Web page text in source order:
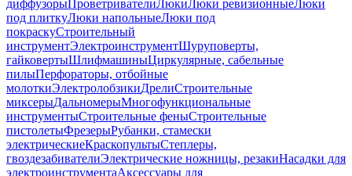
диффузорыПроветривателиЛюкиЛюки ревизионныеЛюки
под плиткуЛюки напольныеЛюки под
покраскуСтроительный
инструментЭлектроинструментШуруповерты,
гайковертыШлифмашиныЦиркулярные, сабельные
пилыПерфораторы, отбойные
молоткиЭлектролобзикиДрелиСтроительные
миксерыДальномерыМногофункциональные
инструментыСтроительные феныСтроительные
пистолетыФрезерыРубанки, стамески
электрическиеКраскопультыСтеплеры,
гвоздезабивателиЭлектрические ножницы, резакиНасадки для
электроинструментаАксессуары для